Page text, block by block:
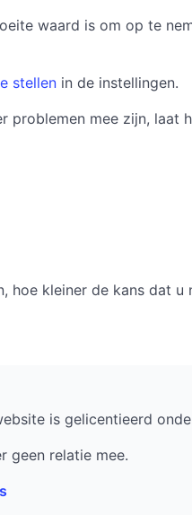
waard is om op te
stellen in de instellingen.
problemen mee zijn, laat
hoe kleiner de kans dat u
is gelicentieerd
geen relatie mee.